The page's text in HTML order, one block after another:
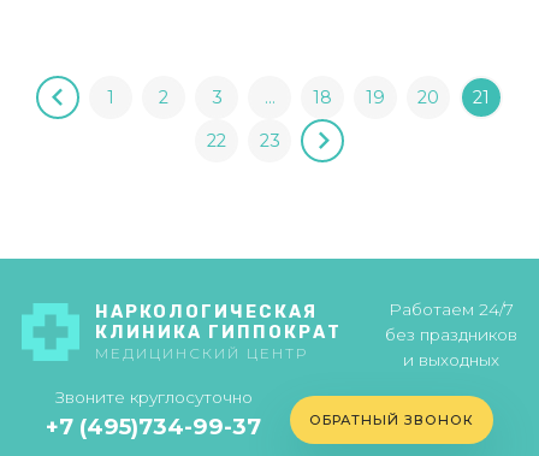
1 2 3 … 18 19 20
21
22
23
НАРКОЛОГИЧЕСКАЯ
КЛИНИКА ГИППОКРАТ
МЕДИЦИНСКИЙ ЦЕНТР
Работаем 24/7
без праздников
и выходных
Звоните круглосуточно
+7 (495)734-99-37 ОБРАТНЫЙ ЗВОНОК